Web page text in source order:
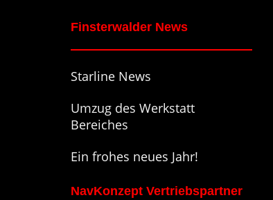
Finsterwalder News
Starline News
Umzug des Werkstatt
Bereiches
Ein frohes neues Jahr!
NavKonzept Vertriebspartner